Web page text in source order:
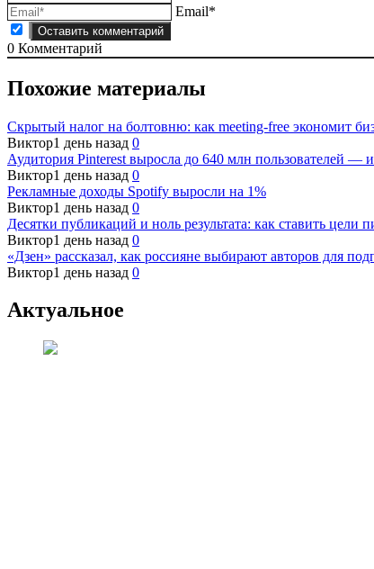
Email*
0 Комментарий
Похожие материалы
Скрытый налог на болтовню: как meeting-free экономит
Виктор1 день назад 0
Аудитория Pinterest выросла до 640 млн пользователей —
Виктор1 день назад 0
Рекламные доходы Spotify выросли на 1%
Виктор1 день назад 0
Десятки публикаций и ноль результата: как ставить цели
Виктор1 день назад 0
«Дзен» рассказал, как россияне выбирают авторов для
Виктор1 день назад 0
Актуальное